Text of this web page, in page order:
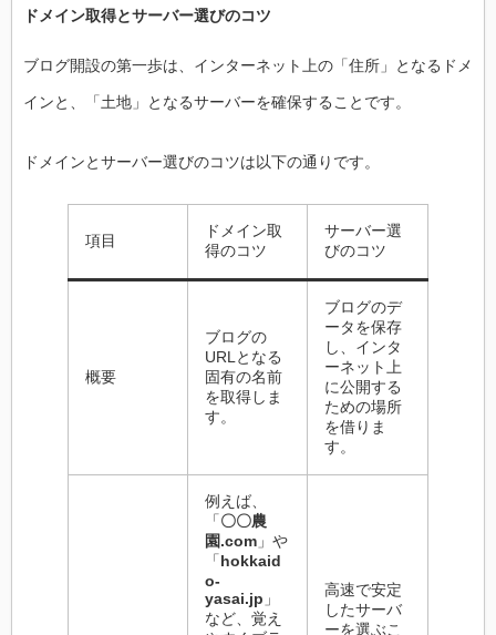
ドメイン取得とサーバー選びのコツ
ブログ開設の第一歩は、インターネット上の「住所」となるドメ
インと、「土地」となるサーバーを確保することです。
ドメインとサーバー選びのコツは以下の通りです。
項目
ドメイン取
得のコツ
サーバー選
びのコツ
概要
ブログの
URLとなる
固有の名前
を取得しま
す。
ブログのデ
ータを保存
し、インタ
ーネット上
に公開する
ための場所
を借りま
す。
例えば、
「〇〇農
園.com 」や
「hokkaid
o-
yasai.jp 」
など、覚え
高速で安定
したサーバ
ーを選ぶこ